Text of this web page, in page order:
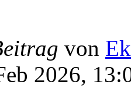
von
2026,